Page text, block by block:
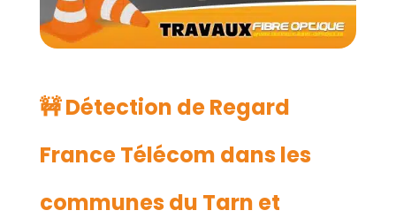
🚧 Détection de Regard
France Télécom dans les
communes du Tarn et